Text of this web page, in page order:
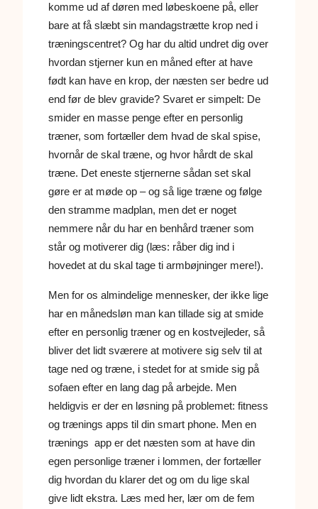
komme ud af døren med løbeskoene på, eller
bare at få slæbt sin mandagstrætte krop ned i
træningscentret? Og har du altid undret dig over
hvordan stjerner kun en måned efter at have
født kan have en krop, der næsten ser bedre ud
end før de blev gravide? Svaret er simpelt: De
smider en masse penge efter en personlig
træner, som fortæller dem hvad de skal spise,
hvornår de skal træne, og hvor hårdt de skal
træne. Det eneste stjernerne sådan set skal
gøre er at møde op – og så lige træne og følge
den stramme madplan, men det er noget
nemmere når du har en benhård træner som
står og motiverer dig (læs: råber dig ind i
hovedet at du skal tage ti armbøjninger mere!).
Men for os almindelige mennesker, der ikke lige
har en månedsløn man kan tillade sig at smide
efter en personlig træner og en kostvejleder, så
bliver det lidt sværere at motivere sig selv til at
tage ned og træne, i stedet for at smide sig på
sofaen efter en lang dag på arbejde. Men
heldigvis er der en løsning på problemet: fitness
og trænings apps til din smart phone. Men en
trænings app er det næsten som at have din
egen personlige træner i lommen, der fortæller
dig hvordan du klarer det og om du lige skal
give lidt ekstra. Læs med her, lær om de fem